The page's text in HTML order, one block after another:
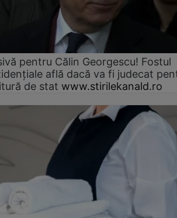
pentru Călin Georgescu! Fostul
află dacă va fi judecat
de stat www.stirilekanald.ro